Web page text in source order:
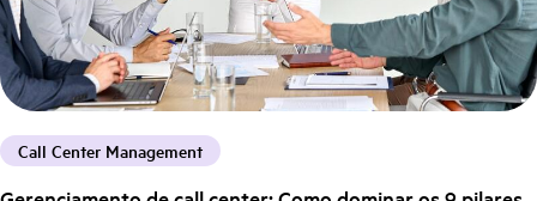
Call Center Management